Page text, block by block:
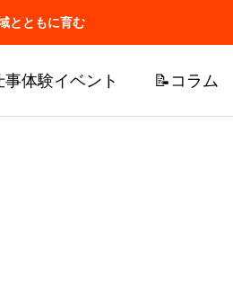
とともに育む
事体験イベント 📝コラム